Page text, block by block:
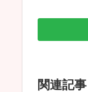
関連記事